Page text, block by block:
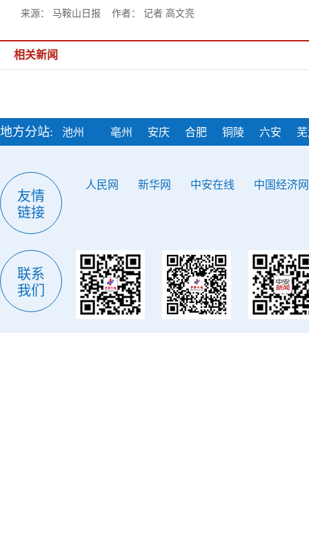
来源： 马鞍山日报 作者： 记者 高文亮
相关新闻
地方分站: 池州 亳州 安庆 合肥 铜陵 六安
友情
链接
人民网 新华网 中安在线 中国经济网
联系
我们